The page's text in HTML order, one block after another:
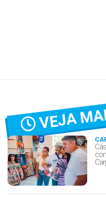
VEJA